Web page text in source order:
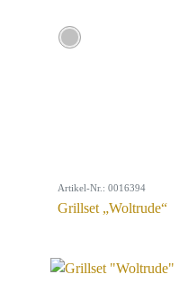
Artikel-Nr.: 0016394
Grillset „Woltrude“